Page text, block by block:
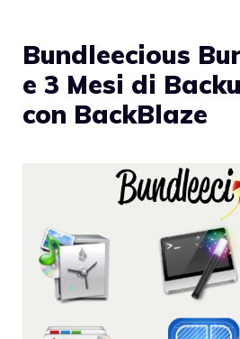
Bundleecious
e 3 Mesi di
con BackBlaze